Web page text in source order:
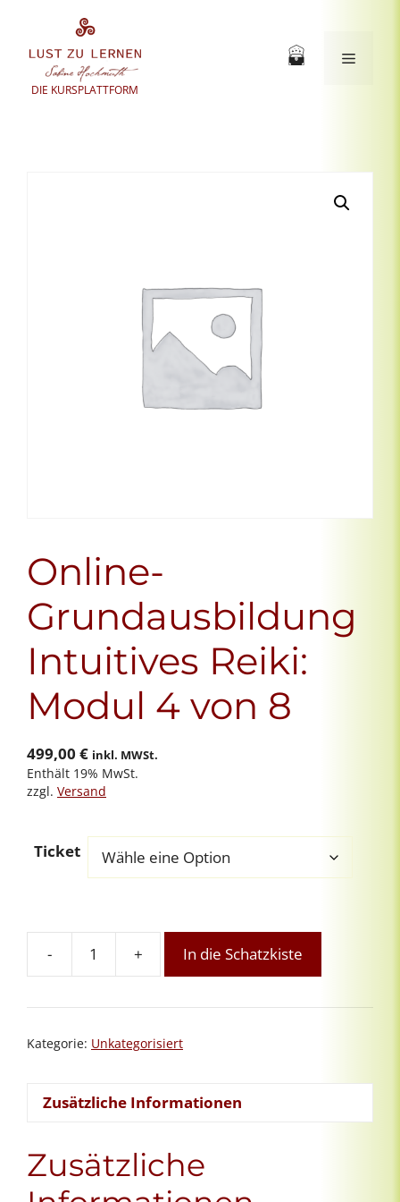
springen
DIE KURSPLATTFORM
Menü
Online-
Grundausbildung
Intuitives Reiki:
Modul 4 von 8
499,00 € inkl. MWSt.
Enthält 19% MwSt.
zzgl. Versand
Ticket
-
Online-
Intuitives
Modul
von
+ In die Schatzkiste
Kategorie: Unkategorisiert
Zusätzliche Informationen
Zusätzliche